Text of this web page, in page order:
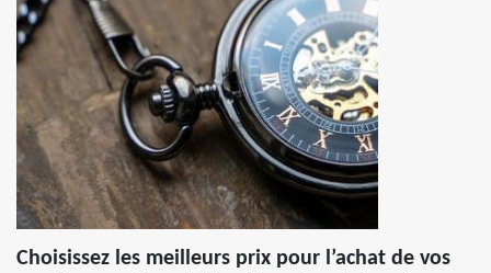
Choisissez les meilleurs prix pour l’achat de vos